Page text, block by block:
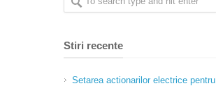
Stiri recente
Setarea actionarilor electrice pentru